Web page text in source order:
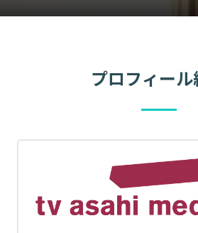
プロフィール